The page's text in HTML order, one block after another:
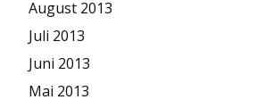
August 2013
Juli 2013
Juni 2013
Mai 2013